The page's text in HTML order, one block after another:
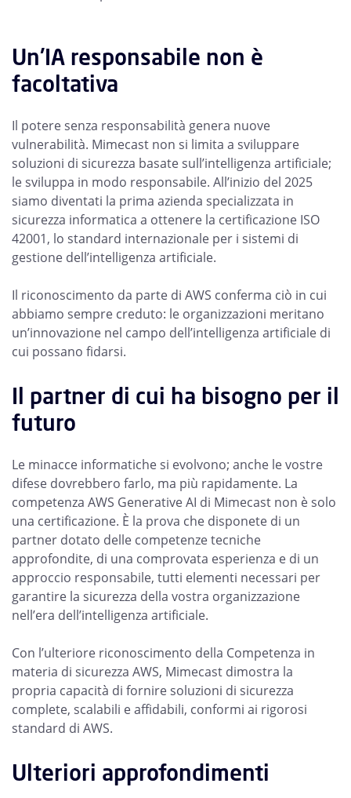
Un'IA responsabile non è
facoltativa
Il potere senza responsabilità genera nuove
vulnerabilità. Mimecast non si limita a sviluppare
soluzioni di sicurezza basate sull’intelligenza artificiale;
le sviluppa in modo responsabile. All’inizio del 2025
siamo diventati la prima azienda specializzata in
sicurezza informatica a ottenere la certificazione ISO
42001, lo standard internazionale per i sistemi di
gestione dell’intelligenza artificiale.
Il riconoscimento da parte di AWS conferma ciò in cui
abbiamo sempre creduto: le organizzazioni meritano
un’innovazione nel campo dell’intelligenza artificiale di
cui possano fidarsi.
Il partner di cui ha bisogno per il
futuro
Le minacce informatiche si evolvono; anche le vostre
difese dovrebbero farlo, ma più rapidamente. La
competenza AWS Generative AI di Mimecast non è solo
una certificazione. È la prova che disponete di un
partner dotato delle competenze tecniche
approfondite, di una comprovata esperienza e di un
approccio responsabile, tutti elementi necessari per
garantire la sicurezza della vostra organizzazione
nell’era dell’intelligenza artificiale.
Con l’ulteriore riconoscimento della Competenza in
materia di sicurezza AWS, Mimecast dimostra la
propria capacità di fornire soluzioni di sicurezza
complete, scalabili e affidabili, conformi ai rigorosi
standard di AWS.
Ulteriori approfondimenti